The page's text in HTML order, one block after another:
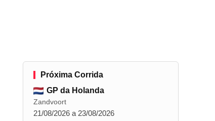
Próxima Corrida
GP da Holanda
Zandvoort
21/08/2026 a 23/08/2026